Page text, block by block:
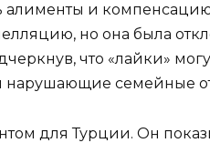
алименты и
но она была
что «лайки»
семейные
для Турции. Он